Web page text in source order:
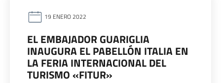
19 ENERO 2022
EL EMBAJADOR GUARIGLIA
INAUGURA EL PABELLÓN ITALIA EN
LA FERIA INTERNACIONAL DEL
TURISMO «FITUR»